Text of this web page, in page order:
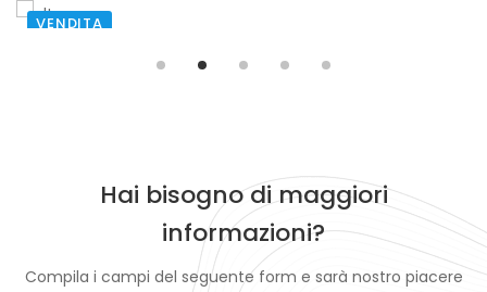
AFFITTO
Hai bisogno di maggiori
informazioni?
Compila i campi del seguente form e sarà nostro piacere